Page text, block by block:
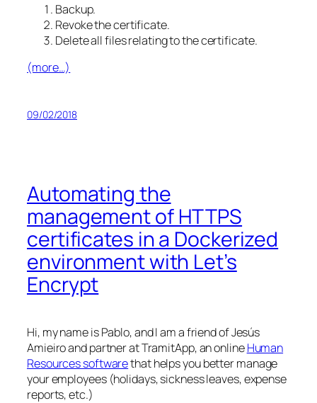
Backup.
Revoke the certificate.
Delete all files relating to the certificate.
(more…)
09/02/2018
Automating the
management of HTTPS
certificates in a Dockerized
environment with Let’s
Encrypt
Hi, my name is Pablo, and I am a friend of Jesús
Amieiro and partner at TramitApp, an onlineHuman
Resources softwarethat helps you better manage
your employees (holidays, sickness leaves, expense
reports, etc.)